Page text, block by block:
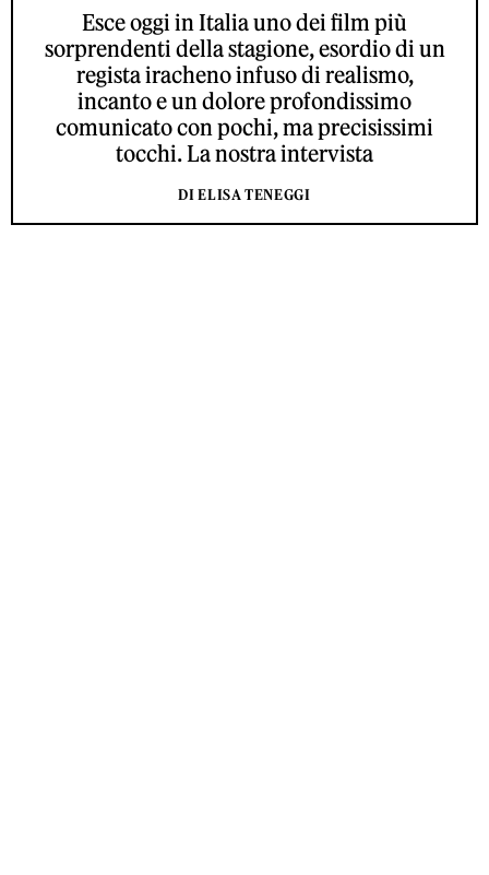
Esce oggi in Italia uno dei film più
sorprendenti della stagione, esordio di un
regista iracheno infuso di realismo,
incanto e un dolore profondissimo
comunicato con pochi, ma precisissimi
tocchi. La nostra intervista
DI ELISA TENEGGI